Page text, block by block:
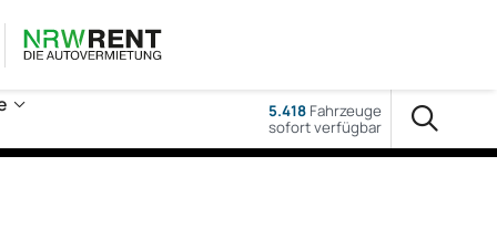
5.418Fahrzeuge
sofort verfügbar